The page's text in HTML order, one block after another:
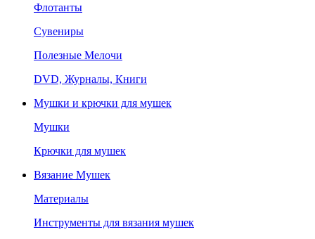
Флотанты
Сувениры
Полезные Мелочи
DVD, Журналы, Книги
Мушки и крючки для мушек
Мушки
Крючки для мушек
Вязание Мушек
Материалы
Инструменты для вязания мушек